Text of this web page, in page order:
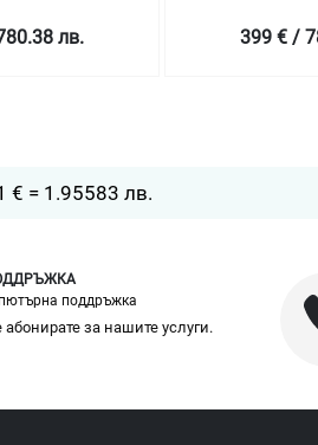
лв. 399 € /
€ = 1.95583 лв.
поддръжка
за нашите услуги.